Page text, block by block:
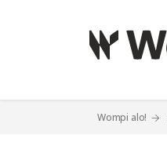
Wompi alo!